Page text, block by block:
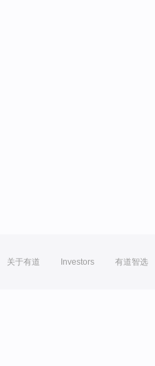
关于有道 Investors 有道智选